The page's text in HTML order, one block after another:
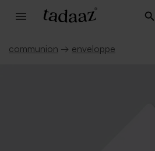
communion → enveloppe